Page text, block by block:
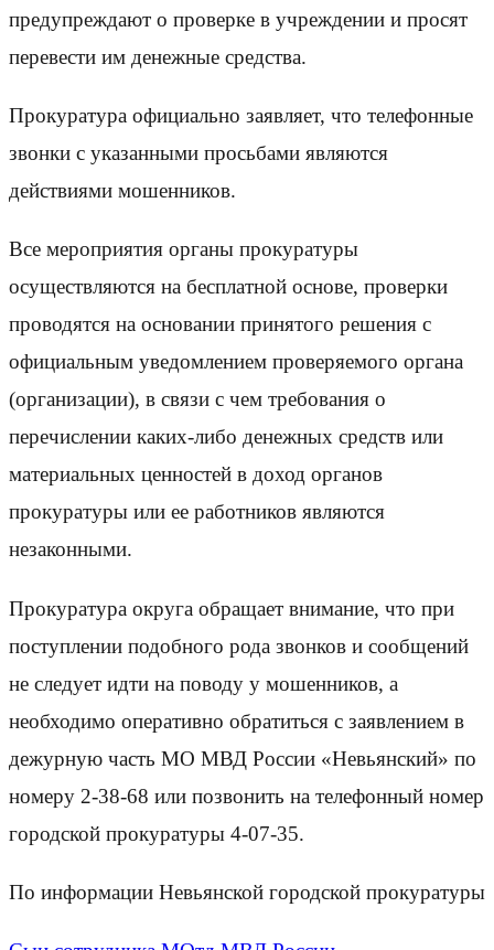
предупреждают о проверке в учреждении и просят
перевести им денежные средства.
Прокуратура официально заявляет, что телефонные
звонки с указанными просьбами являются
действиями мошенников.
Все мероприятия органы прокуратуры
осуществляются на бесплатной основе, проверки
проводятся на основании принятого решения с
официальным уведомлением проверяемого органа
(организации), в связи с чем требования о
перечислении каких-либо денежных средств или
материальных ценностей в доход органов
прокуратуры или ее работников являются
незаконными.
Прокуратура округа обращает внимание, что при
поступлении подобного рода звонков и сообщений
не следует идти на поводу у мошенников, а
необходимо оперативно обратиться с заявлением в
дежурную часть МО МВД России «Невьянский» по
номеру 2-38-68 или позвонить на телефонный номер
городской прокуратуры 4-07-35.
По информации Невьянской городской прокуратуры